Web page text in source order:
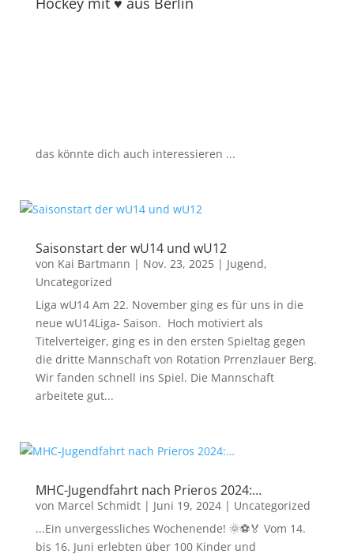
das könnte dich auch interessieren ...
Saisonstart der wU14 und wU12
von Kai Bartmann | Nov. 23, 2025| Jugend,
Uncategorized
Liga wU14 Am 22. November ging es für uns in die
neue wU14Liga- Saison. Hoch motiviert als
Titelverteiger, ging es in den ersten Spieltag gegen
die dritte Mannschaft von Rotation Prrenzlauer Berg.
Wir fanden schnell ins Spiel. Die Mannschaft
arbeitete gut...
MHC-Jugendfahrt nach Prieros 2024:…
von Marcel Schmidt| Juni 19, 2024| Uncategorized
...Ein unvergessliches Wochenende! 🌞⚽🏅 Vom 14.
bis 16. Juni erlebten über 100 Kinder und